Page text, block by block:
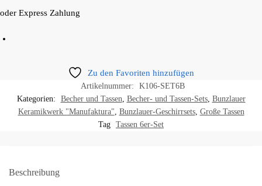
oder Express Zahlung
Zu den Favoriten hinzufügen
Artikelnummer:
K106-SET6B
Kategorien:
Becher und Tassen Becher- und Tassen-Sets, Bunzlauer
Keramikwerk "Manufaktura" Bunzlauer-Geschirrsets, Große Tassen
Tag Tassen 6er-Set
Beschreibung